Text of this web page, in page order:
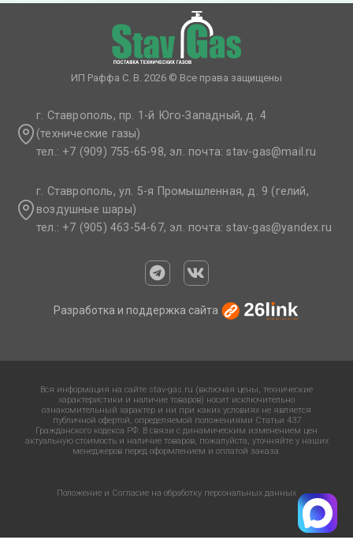
ИП Раффа С. В. 2026 © Все права защищены
г. Ставрополь, пр. 1-й Юго-Западный, д. 4
(технические газы)
тел.: +7 (909) 755-65-98, эл. почта: stav-gas@mail.ru​
г. Ставрополь, ул. 5-я Промышленная, д. 9 (гелий,
воздушные шары)
тел.: +7 (905) 463-54-67, эл. почта: stav-gas@yandex.ru​
Разработка и поддержка сайта
Вся информация на сайте stav-gas.ru (включая цены, технические
характеристики и наличие товаров) носит исключительно
ознакомительный характер и ни при каких условиях не является
публичной офертой, определяемой положениями Статьи 437
Гражданского кодекса РФ. В связи с динамическим изменением цен
актуальную стоимость и наличие товаров, пожалуйста, уточняйте у наших
менеджеров перед оформлением и оплатой заказа.
Положение и Согласие на обработку персональных данных